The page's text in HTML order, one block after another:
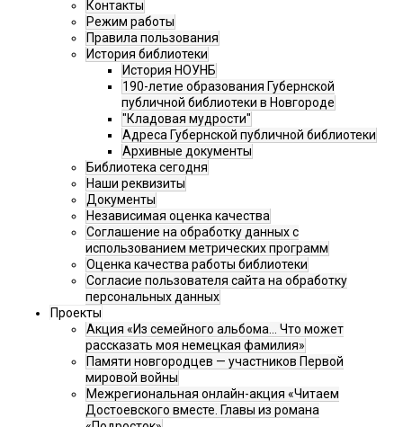
Контакты
Режим работы
Правила пользования
История библиотеки
История НОУНБ
190-летие образования Губернской
публичной библиотеки в Новгороде
"Кладовая мудрости"
Адреса Губернской публичной библиотеки
Архивные документы
Библиотека сегодня
Наши реквизиты
Документы
Независимая оценка качества
Соглашение на обработку данных с
использованием метрических программ
Оценка качества работы библиотеки
Согласие пользователя сайта на обработку
персональных данных
Проекты
Акция «Из семейного альбома... Что может
рассказать моя немецкая фамилия»
Памяти новгородцев — участников Первой
мировой войны
Межрегиональная онлайн-акция «Читаем
Достоевского вместе. Главы из романа